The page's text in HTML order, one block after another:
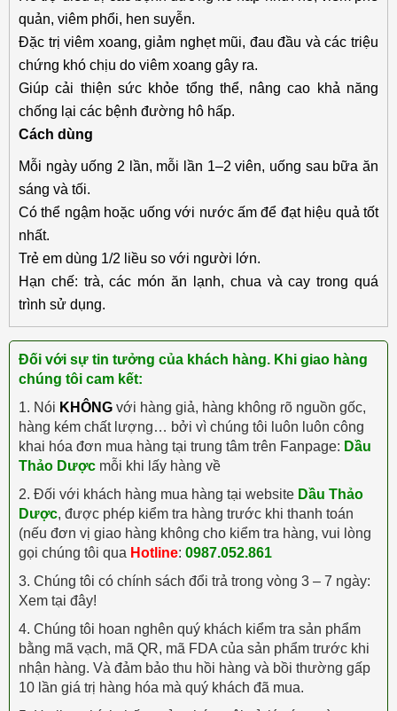
quản, viêm phổi, hen suyễn.
Đặc trị viêm xoang, giảm nghẹt mũi, đau đầu và các triệu
chứng khó chịu do viêm xoang gây ra.
Giúp cải thiện sức khỏe tổng thể, nâng cao khả năng
chống lại các bệnh đường hô hấp.
Cách dùng
Mỗi ngày uống 2 lần, mỗi lần 1–2 viên, uống sau bữa ăn
sáng và tối.
Có thể ngậm hoặc uống với nước ấm để đạt hiệu quả tốt
nhất.
Trẻ em dùng 1/2 liều so với người lớn.
Hạn chế: trà, các món ăn lạnh, chua và cay trong quá
trình sử dụng.
Đối với sự tin tưởng của khách hàng. Khi giao hàng
chúng tôi cam kết:
1. Nói KHÔNG với hàng giả, hàng không rõ nguồn gốc,
hàng kém chất lượng… bởi vì chúng tôi luôn luôn công
khai hóa đơn mua hàng tại trung tâm trên Fanpage: Dầu
Thảo Dược mỗi khi lấy hàng về
2. Đối với khách hàng mua hàng tại website Dầu Thảo
Dược, được phép kiểm tra hàng trước khi thanh toán
(nếu đơn vị giao hàng không cho kiểm tra hàng, vui lòng
gọi chúng tôi qua Hotline: 0987.052.861
3. Chúng tôi có chính sách đổi trả trong vòng 3 – 7 ngày:
Xem tại đây!
4. Chúng tôi hoan nghên quý khách kiểm tra sản phẩm
bằng mã vạch, mã QR, mã FDA của sản phẩm trước khi
nhận hàng. Và đảm bảo thu hồi hàng và bồi thường gấp
10 lần giá trị hàng hóa mà quý khách đã mua.